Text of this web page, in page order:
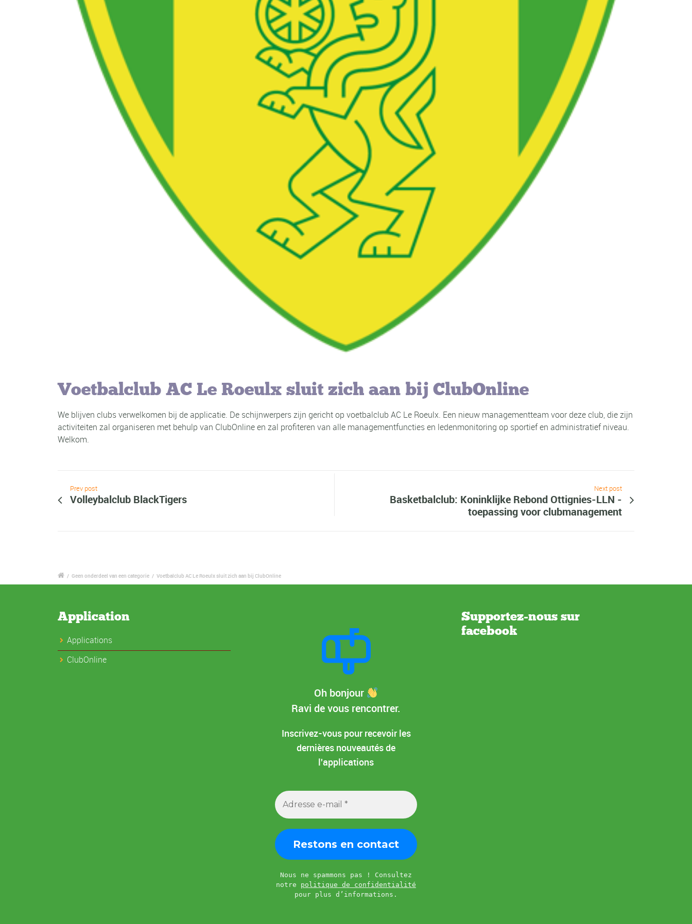
Voetbalclub AC Le Roeulx sluit zich aan bij ClubOnline
We blijven clubs verwelkomen bij de applicatie. De schijnwerpers zijn gericht op voetbalclub AC Le Roeulx. Een nieuw managementteam voor deze club, die zijn
activiteiten zal organiseren met behulp van ClubOnline en zal profiteren van alle managementfuncties en ledenmonitoring op sportief en administratief niveau.
Welkom.
Prev post
Volleybalclub BlackTigers
Next post
Basketbalclub: Koninklijke Rebond Ottignies-LLN -
toepassing voor clubmanagement
/ Geen onderdeel van een categorie / Voetbalclub AC Le Roeulx sluit zich aan bij ClubOnline
Application
Applications
ClubOnline
Oh bonjour
Ravi de vous rencontrer.
Inscrivez-vous pour recevoir les
dernières nouveautés de
l'applications
Nous ne spammons pas ! Consultez
notre politique de confidentialité
pour plus d’informations.
Supportez-nous sur
facebook